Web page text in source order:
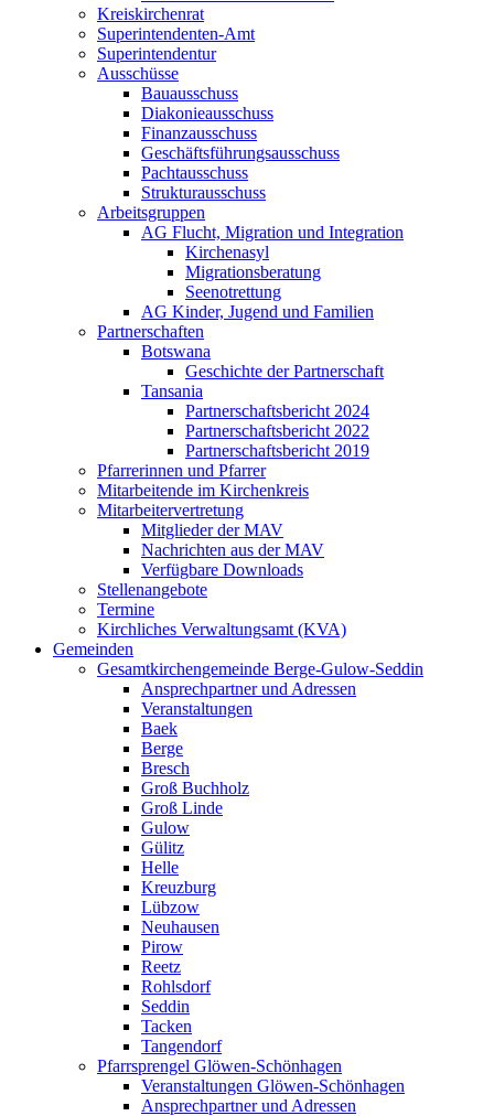
Kreiskirchenrat
Superintendenten-Amt
Superintendentur
Ausschüsse
Bauausschuss
Diakonieausschuss
Finanzausschuss
Geschäftsführungsausschuss
Pachtausschuss
Strukturausschuss
Arbeitsgruppen
AG Flucht, Migration und Integration
Kirchenasyl
Migrationsberatung
Seenotrettung
AG Kinder, Jugend und Familien
Partnerschaften
Botswana
Geschichte der Partnerschaft
Tansania
Partnerschaftsbericht 2024
Partnerschaftsbericht 2022
Partnerschaftsbericht 2019
Pfarrerinnen und Pfarrer
Mitarbeitende im Kirchenkreis
Mitarbeitervertretung
Mitglieder der MAV
Nachrichten aus der MAV
Verfügbare Downloads
Stellenangebote
Termine
Kirchliches Verwaltungsamt (KVA)
Gemeinden
Gesamtkirchengemeinde Berge-Gulow-Seddin
Ansprechpartner und Adressen
Veranstaltungen
Baek
Berge
Bresch
Groß Buchholz
Groß Linde
Gulow
Gülitz
Helle
Kreuzburg
Lübzow
Neuhausen
Pirow
Reetz
Rohlsdorf
Seddin
Tacken
Tangendorf
Pfarrsprengel Glöwen-Schönhagen
Veranstaltungen Glöwen-Schönhagen
Ansprechpartner und Adressen